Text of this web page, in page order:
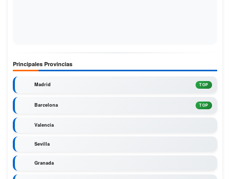
Principales Provincias
Madrid TOP
Barcelona TOP
Valencia
Sevilla
Granada